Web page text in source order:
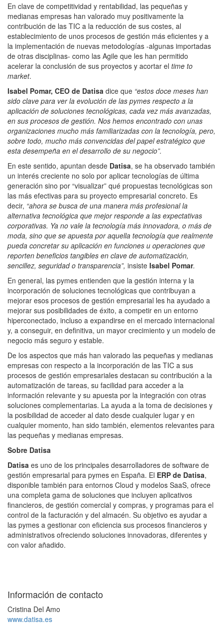
En clave de competitividad y rentabilidad, las pequeñas y
medianas empresas han valorado muy positivamente la
contribución de las TIC a la reducción de sus costes, al
establecimiento de unos procesos de gestión más eficientes y a
la implementación de nuevas metodologías -algunas importadas
de otras disciplinas- como las Agile que les han permitido
acelerar la conclusión de sus proyectos y acortar el time to
market.
Isabel Pomar, CEO de Datisa dice que “estos doce meses han
sido clave para ver la evolución de las pymes respecto a la
aplicación de soluciones tecnológicas, cada vez más avanzadas,
en sus procesos de gestión. Nos hemos encontrado con unas
organizaciones mucho más familiarizadas con la tecnología, pero,
sobre todo, mucho más convencidas del papel estratégico que
esta desempeña en el desarrollo de su negocio”.
En este sentido, apuntan desde Datisa, se ha observado también
un interés creciente no solo por aplicar tecnologías de última
generación sino por “visualizar” qué propuestas tecnológicas son
las más efectivas para su proyecto empresarial concreto. Es
decir, “ahora se busca de una manera más profesional la
alternativa tecnológica que mejor responde a las expectativas
corporativas. Ya no vale la tecnología más innovadora, o más de
moda, sino que se apuesta por aquella tecnología que realmente
pueda concretar su aplicación en funciones u operaciones que
reporten beneficios tangibles en clave de automatización,
sencillez, seguridad o transparencia”, insiste Isabel Pomar.
En general, las pymes entienden que la gestión interna y la
incorporación de soluciones tecnológicas que contribuyan a
mejorar esos procesos de gestión empresarial les ha ayudado a
mejorar sus posibilidades de éxito, a competir en un entorno
hiperconectado, incluso a expandirse en el mercado internacional
y, a conseguir, en definitiva, un mayor crecimiento y un modelo de
negocio más seguro y estable.
De los aspectos que más han valorado las pequeñas y medianas
empresas con respecto a la incorporación de las TIC a sus
procesos de gestión empresariales destacan su contribución a la
automatización de tareas, su facilidad para acceder a la
información relevante y su apuesta por la integración con otras
soluciones complementarias. La ayuda a la toma de decisiones y
la posibilidad de acceder al dato desde cualquier lugar y en
cualquier momento, han sido también, elementos relevantes para
las pequeñas y medianas empresas.
Sobre Datisa
Datisa es uno de los principales desarrolladores de software de
gestión empresarial para pymes en España. El ERP de Datisa,
disponible también para entornos Cloud y modelos SaaS, ofrece
una completa gama de soluciones que incluyen aplicativos
financieros, de gestión comercial y compras, y programas para el
control de la facturación y del almacén. Su objetivo es ayudar a
las pymes a gestionar con eficiencia sus procesos financieros y
administrativos ofreciendo soluciones innovadoras, diferentes y
con valor añadido.
Información de contacto
Cristina Del Amo
www.datisa.es